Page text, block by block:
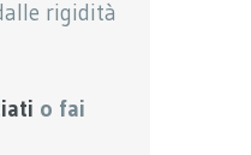
rigidità
o fai